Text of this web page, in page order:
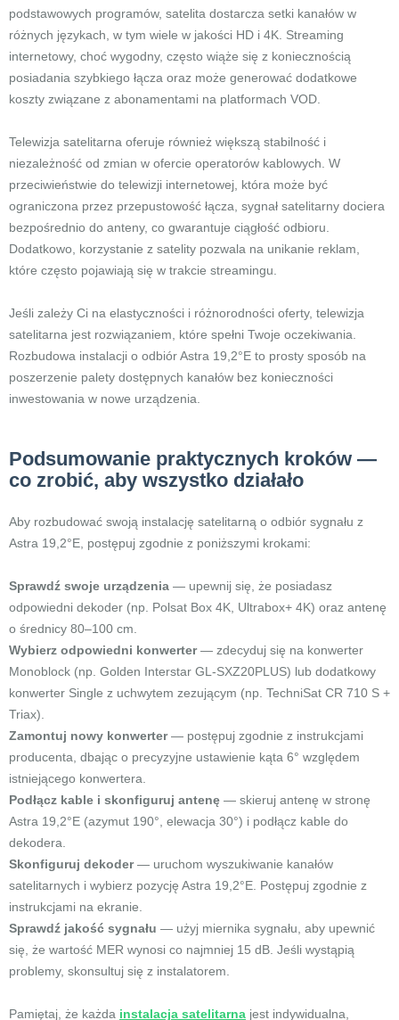
podstawowych programów, satelita dostarcza setki kanałów w
różnych językach, w tym wiele w jakości HD i 4K. Streaming
internetowy, choć wygodny, często wiąże się z koniecznością
posiadania szybkiego łącza oraz może generować dodatkowe
koszty związane z abonamentami na platformach VOD.
Telewizja satelitarna oferuje również większą stabilność i
niezależność od zmian w ofercie operatorów kablowych. W
przeciwieństwie do telewizji internetowej, która może być
ograniczona przez przepustowość łącza, sygnał satelitarny dociera
bezpośrednio do anteny, co gwarantuje ciągłość odbioru.
Dodatkowo, korzystanie z satelity pozwala na unikanie reklam,
które często pojawiają się w trakcie streamingu.
Jeśli zależy Ci na elastyczności i różnorodności oferty, telewizja
satelitarna jest rozwiązaniem, które spełni Twoje oczekiwania.
Rozbudowa instalacji o odbiór Astra 19,2°E to prosty sposób na
poszerzenie palety dostępnych kanałów bez konieczności
inwestowania w nowe urządzenia.
Podsumowanie praktycznych kroków —
co zrobić, aby wszystko działało
Aby rozbudować swoją instalację satelitarną o odbiór sygnału z
Astra 19,2°E, postępuj zgodnie z poniższymi krokami:
Sprawdź swoje urządzenia — upewnij się, że posiadasz
odpowiedni dekoder (np. Polsat Box 4K, Ultrabox+ 4K) oraz antenę
o średnicy 80–100 cm.
Wybierz odpowiedni konwerter— zdecyduj się na konwerter
Monoblock (np. Golden Interstar GL-SXZ20PLUS) lub dodatkowy
konwerter Single z uchwytem zezującym (np. TechniSat CR 710 S +
Triax).
Zamontuj nowy konwerter— postępuj zgodnie z instrukcjami
producenta, dbając o precyzyjne ustawienie kąta 6° względem
istniejącego konwertera.
Podłącz kable i skonfiguruj antenę — skieruj antenę w stronę
Astra 19,2°E (azymut 190°, elewacja 30°) i podłącz kable do
dekodera.
Skonfiguruj dekoder— uruchom wyszukiwanie kanałów
satelitarnych i wybierz pozycję Astra 19,2°E. Postępuj zgodnie z
instrukcjami na ekranie.
Sprawdź jakość sygnału — użyj miernika sygnału, aby upewnić
się, że wartość MER wynosi co najmniej 15 dB. Jeśli wystąpią
problemy, skonsultuj się z instalatorem.
Pamiętaj, że każda instalacja satelitarna jest indywidualna,